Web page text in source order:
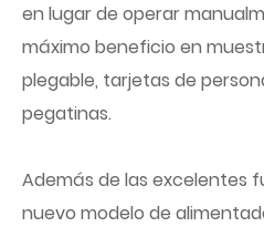
en lugar de operar
máximo beneficio en
plegable, tarjetas de
pegatinas.
Además de las excelentes
nuevo modelo de